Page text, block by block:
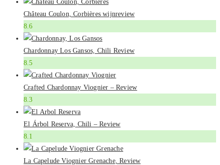
Château Coulon, Corbières wijnreview
8.6
Chardonnay Los Gansos, Chili Review
8.5
Crafted Chardonnay Viognier – Review
8.3
El Árbol Reserva, Chili – Review
8.1
La Capelude Viognier Grenache, Review